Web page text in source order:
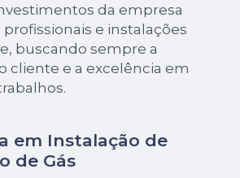
da empresa
e instalações
buscando sempre a
cliente e a excelência em
em Instalação de
de Gás